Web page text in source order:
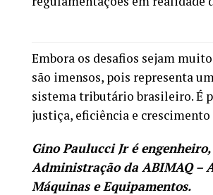
Embora os desafios sejam
são imensos, pois representa
sistema tributário brasileiro. É
justiça, eficiência e
Gino Paulucci Jr é
Administração da ABIMAQ –
Máquinas e Equipamentos.